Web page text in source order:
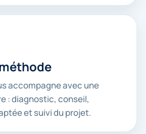
accompagne avec une
: diagnostic, conseil,
et suivi du projet.